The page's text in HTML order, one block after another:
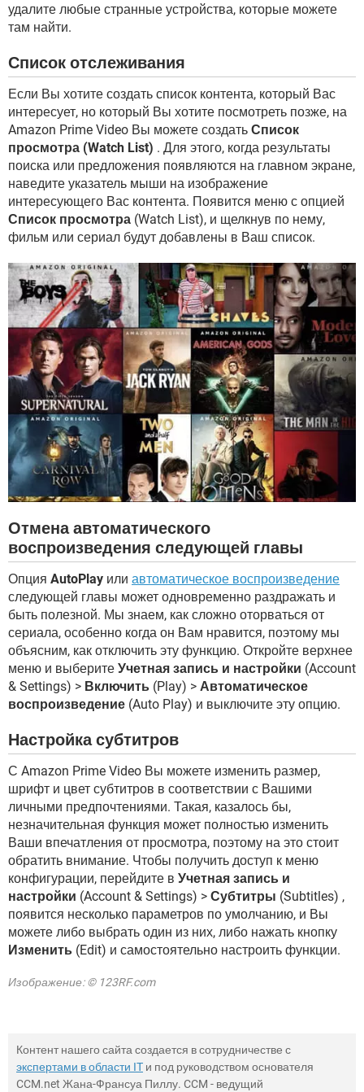
удалите любые странные устройства, которые можете
там найти.
Список отслеживания
Если Вы хотите создать список контента, который Вас
интересует, но который Вы хотите посмотреть позже, на
Amazon Prime Video Вы можете создать Список
просмотра (Watch List) . Для этого, когда результаты
поиска или предложения появляются на главном экране,
наведите указатель мыши на изображение
интересующего Вас контента. Появится меню с опцией
Список просмотра (Watch List), и щелкнув по нему,
фильм или сериал будут добавлены в Ваш список.
Отмена автоматического
воспроизведения следующей главы
Опция AutoPlay или автоматическое воспроизведение
следующей главы может одновременно раздражать и
быть полезной. Мы знаем, как сложно оторваться от
сериала, особенно когда он Вам нравится, поэтому мы
объясним, как отключить эту функцию. Откройте верхнее
меню и выберите Учетная запись и настройки (Account
& Settings) > Включить (Play) > Автоматическое
воспроизведение (Auto Play) и выключите эту опцию.
Настройка субтитров
С Amazon Prime Video Вы можете изменить размер,
шрифт и цвет субтитров в соответствии с Вашими
личными предпочтениями. Такая, казалось бы,
незначительная функция может полностью изменить
Ваши впечатления от просмотра, поэтому на это стоит
обратить внимание. Чтобы получить доступ к меню
конфигурации, перейдите в Учетная запись и
настройки (Account & Settings) > Субтитры (Subtitles) ,
появится несколько параметров по умолчанию, и Вы
можете либо выбрать один из них, либо нажать кнопку
Изменить (Edit) и самостоятельно настроить функции.
Изображение: © 123RF.com
Контент нашего сайта создается в сотрудничестве с
экспертами в области IT и под руководством основателя
CCM.net Жана-Франсуа Пиллу. CCM - ведущий